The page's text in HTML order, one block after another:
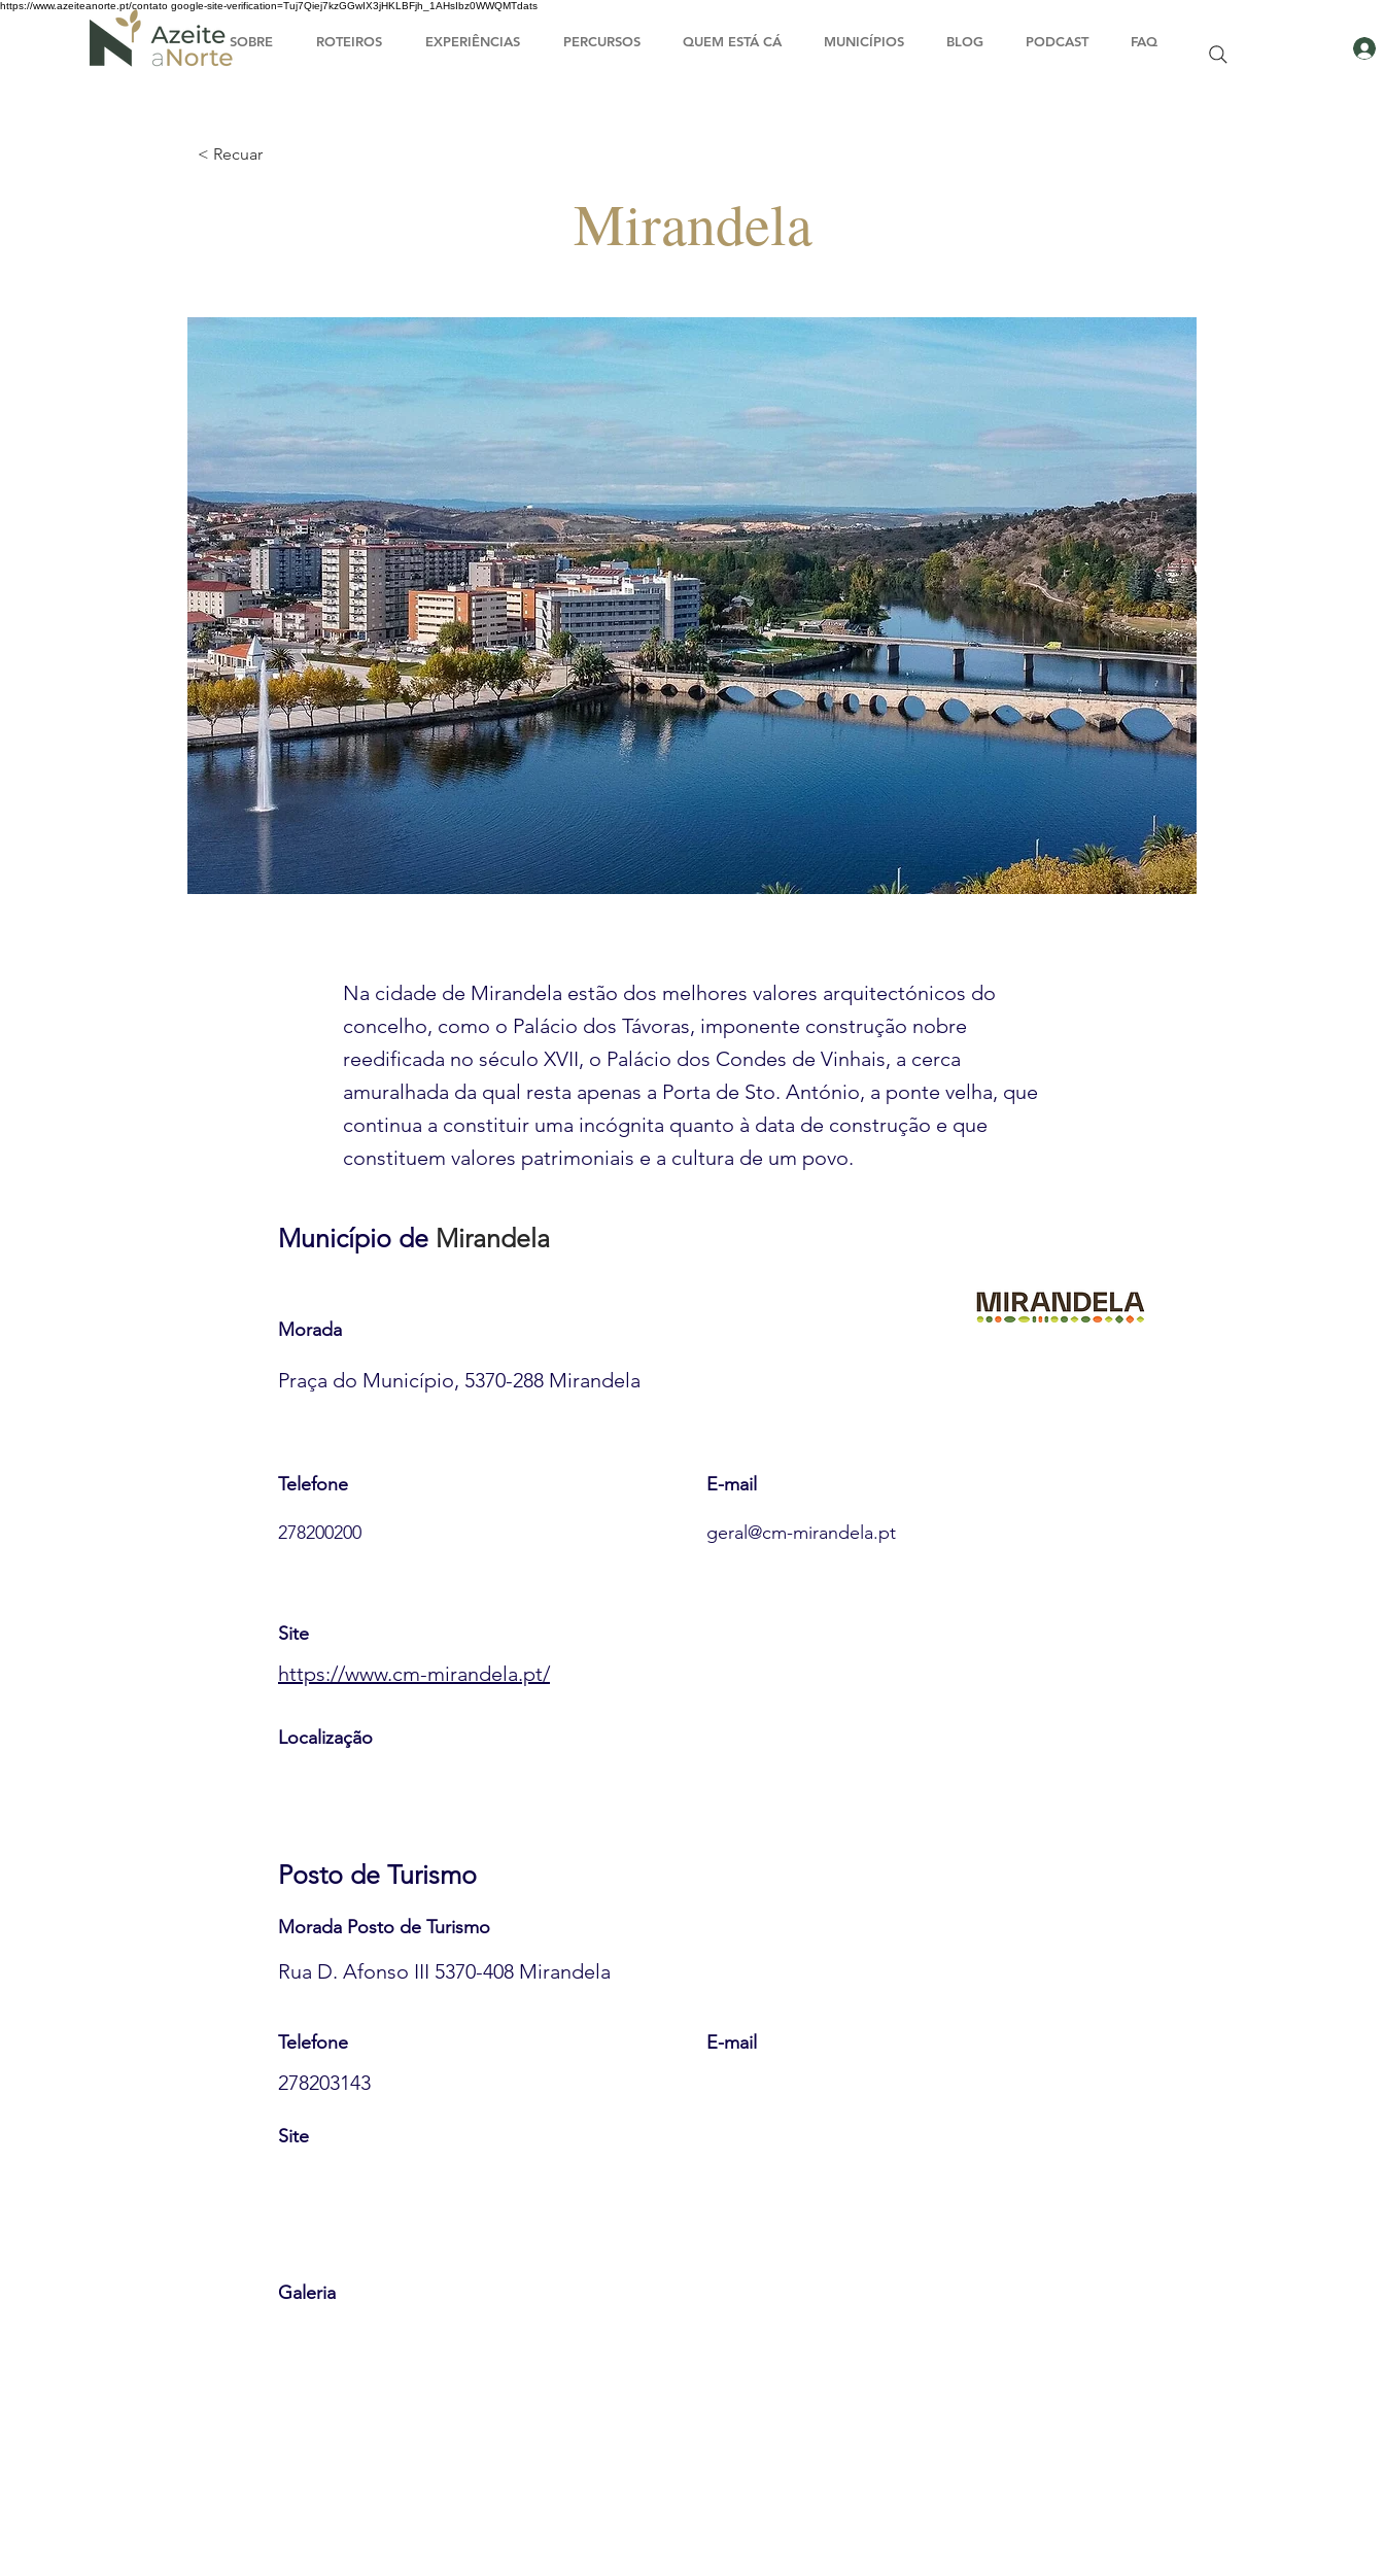
https://www.azeiteanorte.pt/contato google-site-verification=Tuj7Qiej7kzGGwIX3jHKLBFjh_1AHsIbz0WWQMTdats
SOBRE ROTEIROS EXPERIÊNCIAS PERCURSOS QUEM ESTÁ CÁ MUNICÍPIOS BLOG PODCAST FAQ
Mirandela
< Recuar
Na cidade de Mirandela estão dos melhores valores arquitectónicos do
concelho, como o Palácio dos Távoras, imponente construção nobre
reedificada no século XVII, o Palácio dos Condes de Vinhais, a cerca
amuralhada da qual resta apenas a Porta de Sto. António, a ponte velha, que
continua a constituir uma incógnita quanto à data de construção e que
constituem valores patrimoniais e a cultura de um povo.
Município de Mirandela
Morada
Praça do Município, 5370-288 Mirandela
Telefone
278200200
E-mail
geral@cm-mirandela.pt
Site
https://www.cm-mirandela.pt/
Localização
Posto de Turismo
Morada Posto de Turismo
Rua D. Afonso III 5370-408 Mirandela
Telefone
278203143
E-mail
Site
Galeria